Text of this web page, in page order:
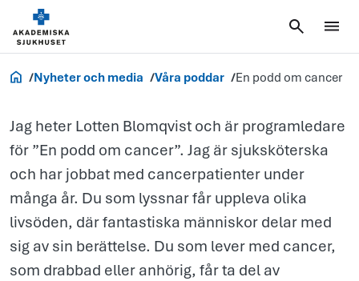
Om oss
Nyheter och media Våra poddar En podd om cancer
cancer
Jag heter Lotten Blomqvist och är programledare
för ”En podd om cancer”. Jag är sjuksköterska
och har jobbat med cancerpatienter under
många år. Du som lyssnar får uppleva olika
livsöden, där fantastiska människor delar med
sig av sin berättelse. ​Du som lever med cancer,
som drabbad eller anhörig, får ta del av